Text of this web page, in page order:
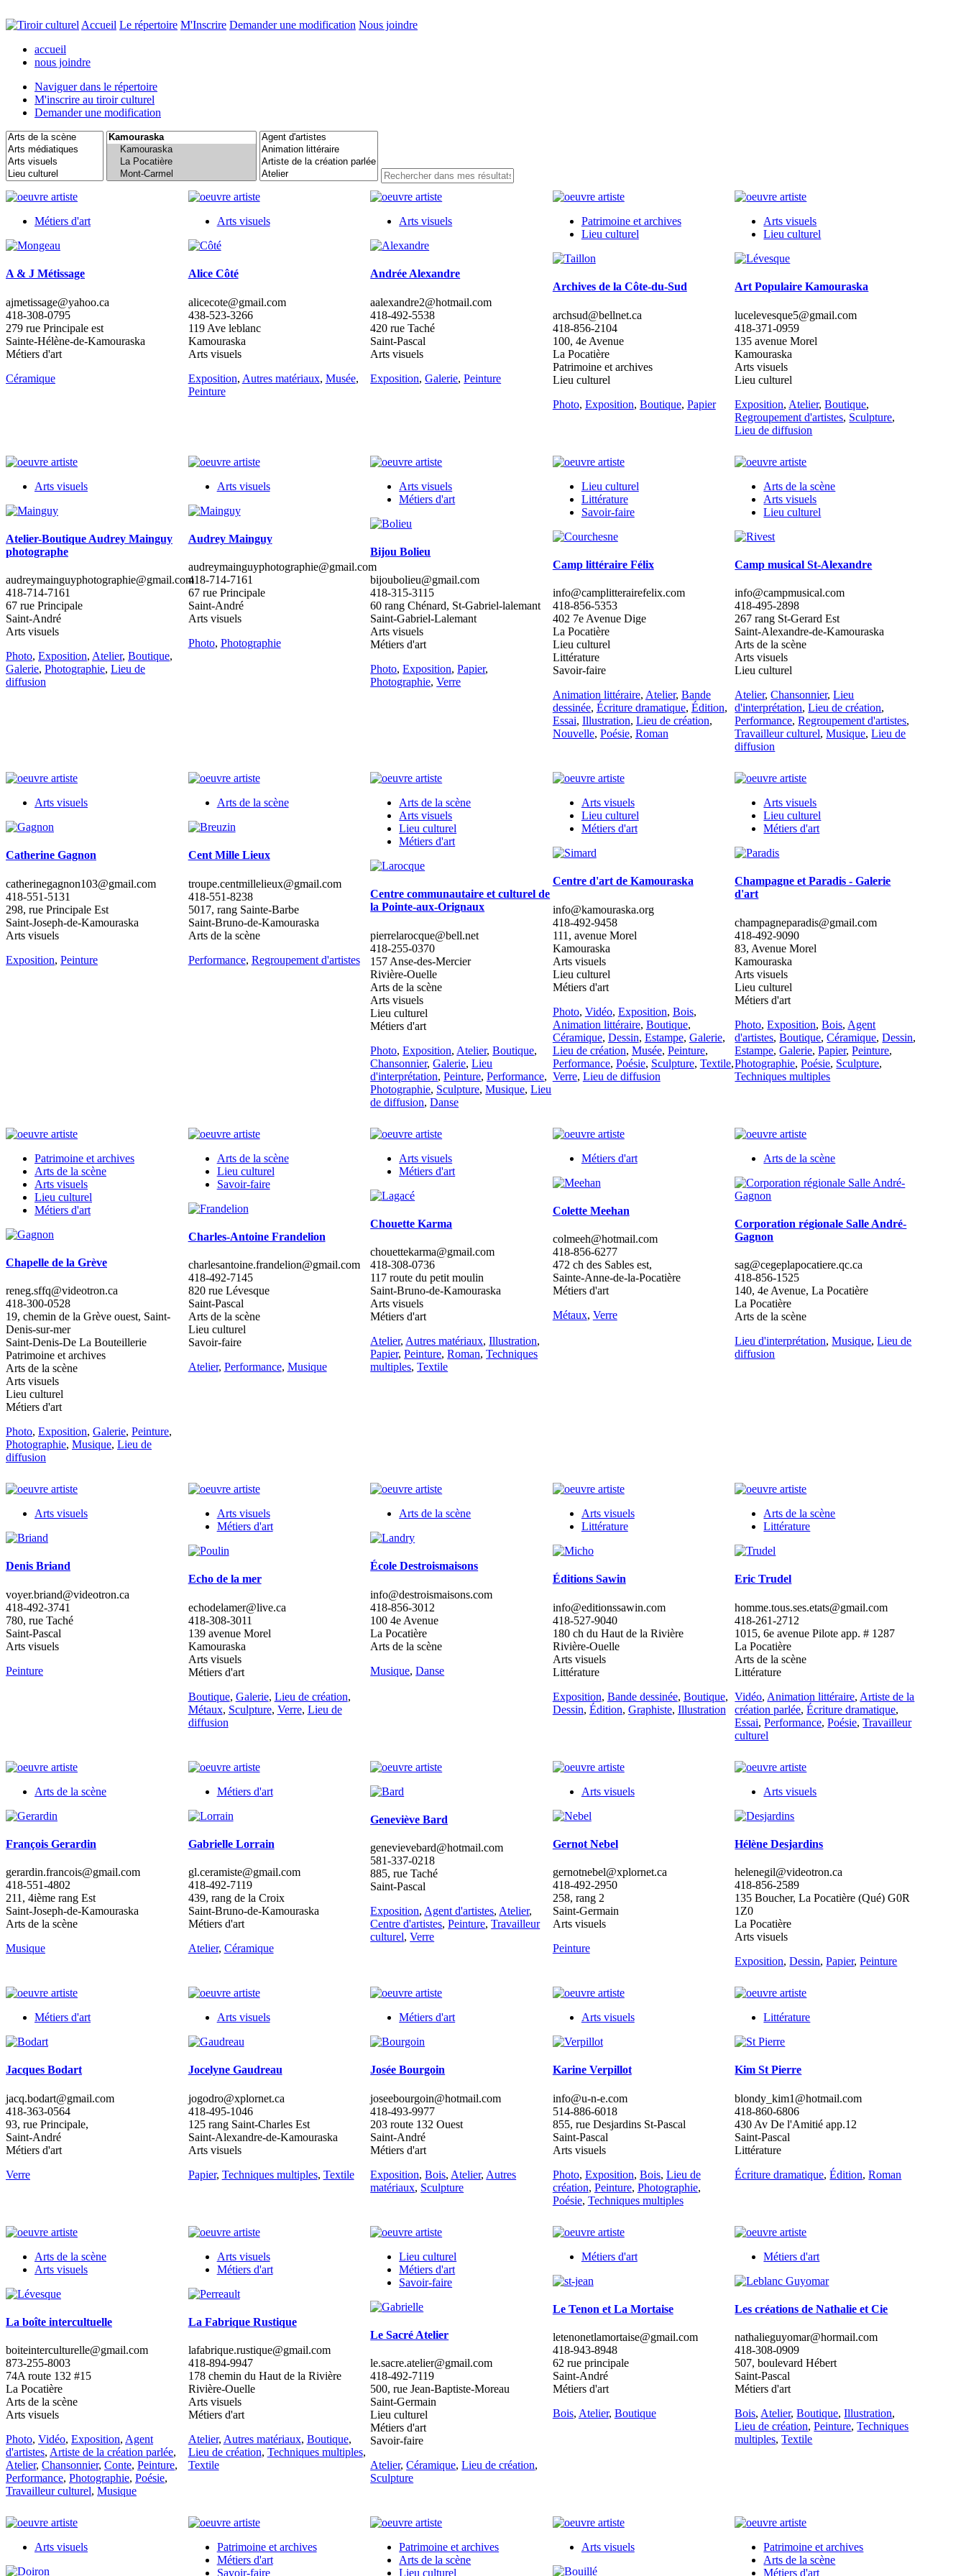
Accueil Le répertoire M'Inscrire Demander une modification Nous joindre
accueil
nous joindre
Naviguer dans le répertoire
M'inscrire au tiroir culturel
Demander une modification
Métiers d'art
A & J Métissage
ajmetissage@yahoo.ca
418-308-0795
279 rue Principale est
Sainte-Hélène-de-Kamouraska
Métiers d'art
Céramique
Arts visuels
Alice Côté
alicecote@gmail.com
438-523-3266
119 Ave leblanc
Kamouraska
Arts visuels
Exposition, Autres matériaux, Musée,
Peinture
Arts visuels
Andrée Alexandre
aalexandre2@hotmail.com
418-492-5538
420 rue Taché
Saint-Pascal
Arts visuels
Exposition,Galerie,Peinture
Patrimoine et archives
Lieu culturel
Archives de la Côte-du-Sud
archsud@bellnet.ca
418-856-2104
100, 4e Avenue
La Pocatière
Patrimoine et archives
Lieu culturel
Photo, Exposition, Boutique, Papier
Arts visuels
Lieu culturel
Art Populaire Kamouraska
lucelevesque5@gmail.com
418-371-0959
135 avenue Morel
Kamouraska
Arts visuels
Lieu culturel
Exposition, Atelier,Boutique,
Regroupement d'artistes, Sculpture,
Lieu de diffusion
Arts visuels
Atelier-Boutique Audrey Mainguy
photographe
audreymainguyphotographie@gmail.com
418-714-7161
67 rue Principale
Saint-André
Arts visuels
Photo, Exposition, Atelier, Boutique,
Galerie, Photographie, Lieu de
diffusion
Arts visuels
Audrey Mainguy
audreymainguyphotographie@gmail.com
418-714-7161
67 rue Principale
Saint-André
Arts visuels
Photo, Photographie
Arts visuels
Métiers d'art
Bijou Bolieu
bijoubolieu@gmail.com
418-315-3115
60 rang Chénard, St-Gabriel-lalemant
Saint-Gabriel-Lalemant
Arts visuels
Métiers d'art
Photo,Exposition,Papier,
Photographie,Verre
Lieu culturel
Littérature
Savoir-faire
Camp littéraire Félix
info@camplitterairefelix.com
418-856-5353
402 7e Avenue Dige
La Pocatière
Lieu culturel
Littérature
Savoir-faire
Animation littéraire, Atelier, Bande
dessinée, Écriture dramatique, Édition,
Essai, Illustration, Lieu de création,
Nouvelle, Poésie, Roman
Arts de la scène
Arts visuels
Lieu culturel
Camp musical St-Alexandre
info@campmusical.com
418-495-2898
267 rang St-Gerard Est
Saint-Alexandre-de-Kamouraska
Arts de la scène
Arts visuels
Lieu culturel
Atelier,Chansonnier,Lieu
d'interprétation,Lieu de création,
Performance,Regroupement d'artistes,
Travailleur culturel,Musique,Lieu de
diffusion
Arts visuels
Catherine Gagnon
catherinegagnon103@gmail.com
418-551-5131
298, rue Principale Est
Saint-Joseph-de-Kamouraska
Arts visuels
Exposition, Peinture
Arts de la scène
Cent Mille Lieux
troupe.centmillelieux@gmail.com
418-551-8238
5017, rang Sainte-Barbe
Saint-Bruno-de-Kamouraska
Arts de la scène
Performance, Regroupement d'artistes
Arts de la scène
Arts visuels
Lieu culturel
Métiers d'art
Centre communautaire et culturel de
la Pointe-aux-Orignaux
pierrelarocque@bell.net
418-255-0370
157 Anse-des-Mercier
Rivière-Ouelle
Arts de la scène
Arts visuels
Lieu culturel
Métiers d'art
Photo,Exposition, Atelier,Boutique,
Chansonnier,Galerie,Lieu
d'interprétation,Peinture,Performance,
Photographie, Sculpture,Musique,Lieu
de diffusion,Danse
Arts visuels
Lieu culturel
Métiers d'art
Centre d'art de Kamouraska
info@kamouraska.org
418-492-9458
111, avenue Morel
Kamouraska
Arts visuels
Lieu culturel
Métiers d'art
Photo, Vidéo, Exposition, Bois,
Animation littéraire, Boutique,
Céramique, Dessin, Estampe, Galerie,
Lieu de création, Musée, Peinture,
Performance, Poésie, Sculpture, Textile,
Verre, Lieu de diffusion
Arts visuels
Lieu culturel
Métiers d'art
Champagne et Paradis - Galerie
d'art
champagneparadis@gmail.com
418-492-9090
83, Avenue Morel
Kamouraska
Arts visuels
Lieu culturel
Métiers d'art
Photo,Exposition,Bois, Agent
d'artistes,Boutique,Céramique,Dessin,
Estampe,Galerie,Papier,Peinture,
Photographie,Poésie, Sculpture,
Techniques multiples
Patrimoine et archives
Arts de la scène
Arts visuels
Lieu culturel
Métiers d'art
Chapelle de la Grève
reneg.sffq@videotron.ca
418-300-0528
19, chemin de la Grève ouest, Saint-
Denis-sur-mer
Saint-Denis-De La Bouteillerie
Patrimoine et archives
Arts de la scène
Arts visuels
Lieu culturel
Métiers d'art
Photo, Exposition, Galerie, Peinture,
Photographie, Musique, Lieu de
diffusion
Arts de la scène
Lieu culturel
Savoir-faire
Charles-Antoine Frandelion
charlesantoine.frandelion@gmail.com
418-492-7145
820 rue Lévesque
Saint-Pascal
Arts de la scène
Lieu culturel
Savoir-faire
Atelier, Performance, Musique
Arts visuels
Métiers d'art
Chouette Karma
chouettekarma@gmail.com
418-308-0736
117 route du petit moulin
Saint-Bruno-de-Kamouraska
Arts visuels
Métiers d'art
Atelier, Autres matériaux,Illustration,
Papier,Peinture,Roman,Techniques
multiples,Textile
Métiers d'art
Colette Meehan
colmeeh@hotmail.com
418-856-6277
472 ch des Sables est,
Sainte-Anne-de-la-Pocatière
Métiers d'art
Métaux, Verre
Arts de la scène
Corporation régionale Salle André-
Gagnon
sag@cegeplapocatiere.qc.ca
418-856-1525
140, 4e Avenue, La Pocatière
La Pocatière
Arts de la scène
Lieu d'interprétation,Musique,Lieu de
diffusion
Arts visuels
Denis Briand
voyer.briand@videotron.ca
418-492-3741
780, rue Taché
Saint-Pascal
Arts visuels
Peinture
Arts visuels
Métiers d'art
Echo de la mer
echodelamer@live.ca
418-308-3011
139 avenue Morel
Kamouraska
Arts visuels
Métiers d'art
Boutique, Galerie, Lieu de création,
Métaux, Sculpture, Verre, Lieu de
diffusion
Arts de la scène
École Destroismaisons
info@destroismaisons.com
418-856-3012
100 4e Avenue
La Pocatière
Arts de la scène
Musique,Danse
Arts visuels
Littérature
Éditions Sawin
info@editionssawin.com
418-527-9040
180 ch du Haut de la Rivière
Rivière-Ouelle
Arts visuels
Littérature
Exposition, Bande dessinée, Boutique,
Dessin, Édition, Graphiste, Illustration
Arts de la scène
Littérature
Eric Trudel
homme.tous.ses.etats@gmail.com
418-261-2712
1015, 6e avenue Pilote app. # 1287
La Pocatière
Arts de la scène
Littérature
Vidéo, Animation littéraire, Artiste de la
création parlée,Écriture dramatique,
Essai,Performance,Poésie,Travailleur
culturel
Arts de la scène
François Gerardin
gerardin.francois@gmail.com
418-551-4802
211, 4ième rang Est
Saint-Joseph-de-Kamouraska
Arts de la scène
Musique
Métiers d'art
Gabrielle Lorrain
gl.ceramiste@gmail.com
418-492-7119
439, rang de la Croix
Saint-Bruno-de-Kamouraska
Métiers d'art
Atelier, Céramique
Geneviève Bard
genevievebard@hotmail.com
581-337-0218
885, rue Taché
Saint-Pascal
Exposition, Agent d'artistes, Atelier,
Centre d'artistes,Peinture,Travailleur
culturel,Verre
Arts visuels
Gernot Nebel
gernotnebel@xplornet.ca
418-492-2950
258, rang 2
Saint-Germain
Arts visuels
Peinture
Arts visuels
Hélène Desjardins
helenegil@videotron.ca
418-856-2589
135 Boucher, La Pocatière (Qué) G0R
1Z0
La Pocatière
Arts visuels
Exposition,Dessin,Papier,Peinture
Métiers d'art
Jacques Bodart
jacq.bodart@gmail.com
418-363-0564
93, rue Principale,
Saint-André
Métiers d'art
Verre
Arts visuels
Jocelyne Gaudreau
jogodro@xplornet.ca
418-495-1046
125 rang Saint-Charles Est
Saint-Alexandre-de-Kamouraska
Arts visuels
Papier, Techniques multiples, Textile
Métiers d'art
Josée Bourgoin
joseebourgoin@hotmail.com
418-493-9977
203 route 132 Ouest
Saint-André
Métiers d'art
Exposition,Bois, Atelier, Autres
matériaux, Sculpture
Arts visuels
Karine Verpillot
info@u-n-e.com
514-886-6018
855, rue Desjardins St-Pascal
Saint-Pascal
Arts visuels
Photo, Exposition, Bois, Lieu de
création, Peinture, Photographie,
Poésie, Techniques multiples
Littérature
Kim St Pierre
blondy_kim1@hotmail.com
418-860-6806
430 Av De l'Amitié app.12
Saint-Pascal
Littérature
Écriture dramatique,Édition,Roman
Arts de la scène
Arts visuels
La boîte intercultuelle
boiteinterculturelle@gmail.com
873-255-8003
74A route 132 #15
La Pocatière
Arts de la scène
Arts visuels
Photo, Vidéo, Exposition, Agent
d'artistes, Artiste de la création parlée,
Atelier, Chansonnier, Conte, Peinture,
Performance, Photographie, Poésie,
Travailleur culturel, Musique
Arts visuels
Métiers d'art
La Fabrique Rustique
lafabrique.rustique@gmail.com
418-894-9947
178 chemin du Haut de la Rivière
Rivière-Ouelle
Arts visuels
Métiers d'art
Atelier, Autres matériaux, Boutique,
Lieu de création, Techniques multiples,
Textile
Lieu culturel
Métiers d'art
Savoir-faire
Le Sacré Atelier
le.sacre.atelier@gmail.com
418-492-7119
500, rue Jean-Baptiste-Moreau
Saint-Germain
Lieu culturel
Métiers d'art
Savoir-faire
Atelier,Céramique,Lieu de création,
Sculpture
Métiers d'art
Le Tenon et La Mortaise
letenonetlamortaise@gmail.com
418-943-8948
62 rue principale
Saint-André
Métiers d'art
Bois, Atelier, Boutique
Métiers d'art
Les créations de Nathalie et Cie
nathalieguyomar@hormail.com
418-308-0909
507, boulevard Hébert
Saint-Pascal
Métiers d'art
Bois, Atelier,Boutique,Illustration,
Lieu de création,Peinture,Techniques
multiples,Textile
Arts visuels
Patrimoine et archives
Métiers d'art
Savoir-faire
Patrimoine et archives
Arts de la scène
Lieu culturel
Arts visuels
Patrimoine et archives
Arts de la scène
Métiers d'art